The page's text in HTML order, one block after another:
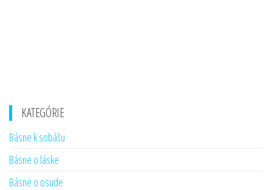
KATEGÓRIE
Básne k sobášu
Básne o láske
Básne o osude